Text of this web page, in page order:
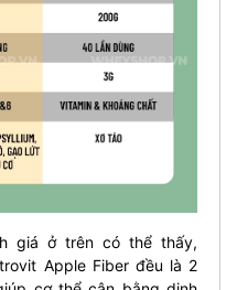
giá ở trên có thể thấy,
Apple Fiber đều là 2